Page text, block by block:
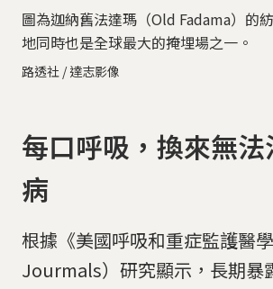
圖為迦納舊法達瑪（Old Fadama）的
地同時也是全球最大的掩埋場之一。
路透社 / 達志影像
每口呼吸，換來無
病
根據《美國呼吸和重症監護醫
Jourmals）研究顯示，長期暴